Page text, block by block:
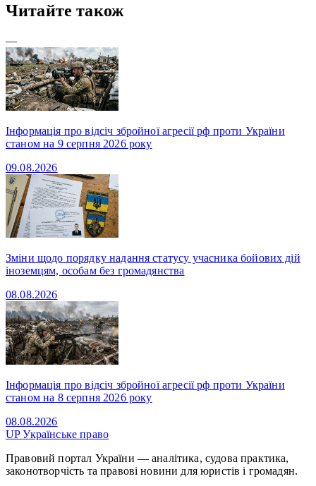
Читайте також
—
Інформація про відсіч збройної агресії рф проти України
станом на 9 серпня 2026 року
09.08.2026
Зміни щодо порядку надання статусу учасника бойових дій
іноземцям, особам без громадянства
08.08.2026
Інформація про відсіч збройної агресії рф проти України
станом на 8 серпня 2026 року
08.08.2026
UPУкраїнське право
Правовий портал України — аналітика, судова практика,
законотворчість та правові новини для юристів і громадян.